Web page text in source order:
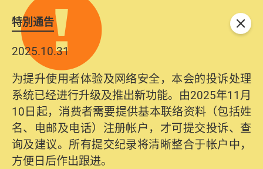
特別通告
2025.10.31
为提升使用者体验及网络安全，本会的投诉处理
系统已经进行升级及推出新功能。由2025年11月
10日起，消费者需要提供基本联络资料（包括姓
名、电邮及电话）注册帐户，才可提交投诉、查
询及建议。所有提交纪录将清晰整合于帐户中，
方便日后作出跟进。
关闭